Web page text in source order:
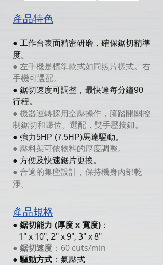
產品特色
● 工作台表面精密研磨，確保鋸切精準
度。
● 左手機是標準款式如同照片樣式。右
手機可選配。
● 鋸切速度可調整，最快達每分鐘90
行程。
● 機器運轉採用空壓操作，腳踏開關控
制鋸切和歸位。選配，雙手壓按鈕。
● 強力5HP (7.5HP)馬達驅動。
● 壓料架可依物料的厚度調整。
● 方便及快速鋸片更換。
● 合適的集塵設計，保持機身內部乾
淨。
產品規格
● 鋸切能力 (厚度 x 寬度) ：
1" x 10", 2" x 9", 3" x 8"
● 鋸切速度 ： 60 cuts/min
● 驅動方式 ：氣壓式